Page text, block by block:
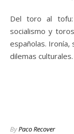
Del toro al tofu: El PSOE vuelve al ruedo: pluralidad,
socialismo y
españolas.
dilemas culturales.
ByPaco Recover